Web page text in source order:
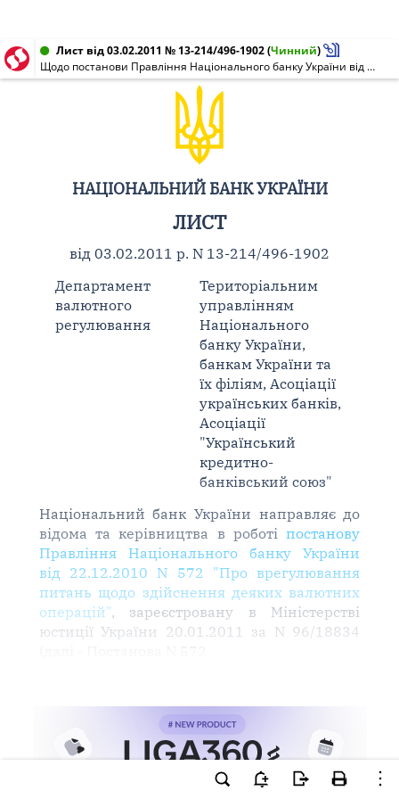
Лист від 03.02.2011 № 13-214/496-1902(Чинний)
Щодо постанови Правління Національного банку України від 22.12.2010 N 572 "Про врегулювання питань щодо здійснення деяких валютних операцій"
НАЦІОНАЛЬНИЙ БАНК УКРАЇНИ
ЛИСТ
від 03.02.2011 р. N 13-214/496-1902
Департамент
валютного
регулювання
Територіальним
управлінням
Національного
банку України,
банкам України та
їх філіям, Асоціації
українських банків,
Асоціації
"Український
кредитно-
банківський союз"
Національний банк України направляє до
відома та керівництва в роботіпостанову
Правління Національного банку України
від 22.12.2010 N 572 "Про врегулювання
питань щодо здійснення деяких валютних
операцій", зареєстровану в Міністерстві
юстиції України 20.01.2011 за N 96/18834